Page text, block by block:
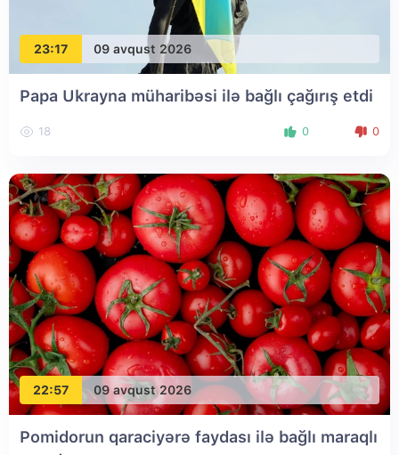
23:17 09 avqust 2026
Papa Ukrayna müharibəsi ilə bağlı çağırış etdi
18 0 0
22:57 09 avqust 2026
Pomidorun qaraciyərə faydası ilə bağlı maraqlı